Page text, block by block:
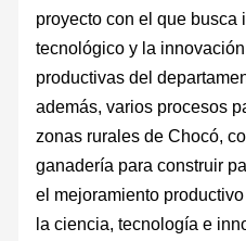
proyecto con el que busca
tecnológico y la
productivas del
además, varios procesos
zonas rurales de Chocó,
ganadería para construir
el mejoramiento
la ciencia, tecnología e